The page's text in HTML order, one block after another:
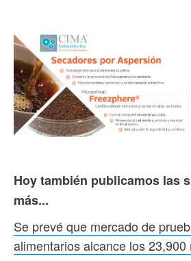
Hoy también publicamos las
más...
Se prevé que mercado de
alimentarios alcance los 23,900